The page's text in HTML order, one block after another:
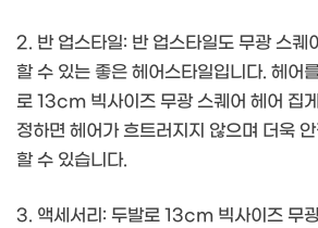
2. 반 업스타일: 반 업스타일도 무광 스퀘
할 수 있는 좋은 헤어스타일입니다. 헤어
로 13cm 빅사이즈 무광 스퀘어 헤어 집
정하면 헤어가 흐트러지지 않으며 더욱
할 수 있습니다.
3. 액세서리: 두발로 13cm 빅사이즈 무